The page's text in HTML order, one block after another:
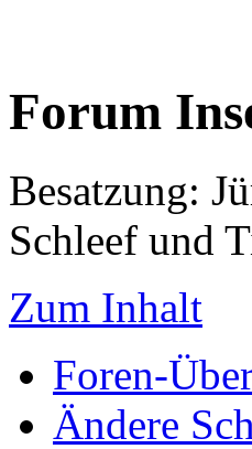
Forum
Besatzung:
Schleef und
Zum Inhalt
Foren-
Ändere